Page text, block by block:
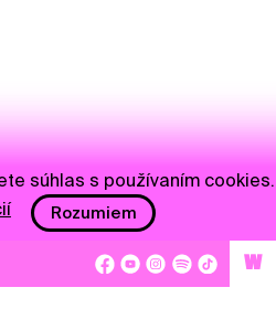
W
súhlas s používaním cookies.
Rozumiem